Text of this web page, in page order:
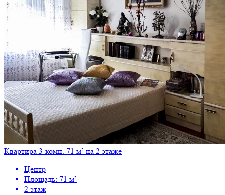
Квартира 3-комн. 71 м² на 2 этаже
Центр
Площадь: 71 м²
2 этаж